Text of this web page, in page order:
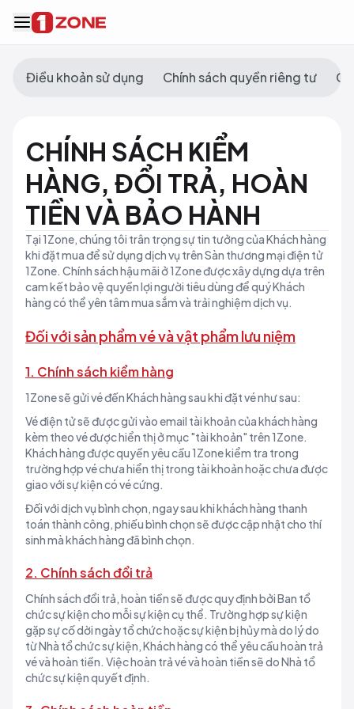
Điều khoản sử dụng Chính sách quyền riêng tư
CHÍNH SÁCH KIỂM
HÀNG, ĐỔI TRẢ, HOÀN
TIỀN VÀ BẢO HÀNH
Tại 1Zone, chúng tôi trân trọng sự tin tưởng của Khách hàng
khi đặt mua để sử dụng dịch vụ trên Sàn thương mại điện tử
1Zone. Chính sách hậu mãi ở 1Zone được xây dựng dựa trên
cam kết bảo vệ quyền lợi người tiêu dùng để quý Khách
hàng có thể yên tâm mua sắm và trải nghiệm dịch vụ.
Đối với sản phẩm vé và vật phẩm lưu niệm
1. Chính sách kiểm hàng
1Zone sẽ gửi vé đến Khách hàng sau khi đặt vé như sau:
Vé điện tử sẽ được gửi vào email tài khoản của khách hàng
kèm theo vé được hiển thị ở mục "tài khoản" trên 1Zone.
Khách hàng được quyền yêu cầu 1Zone kiểm tra trong
trường hợp vé chưa hiển thị trong tài khoản hoặc chưa được
giao với sự kiện có vé cứng.
Đối với dịch vụ bình chọn, ngay sau khi khách hàng thanh
toán thành công, phiếu bình chọn sẽ được cập nhật cho thí
sinh mà khách hàng đã bình chọn.
2. Chính sách đổi trả
Chính sách đổi trả, hoàn tiền sẽ được quy định bởi Ban tổ
chức sự kiện cho mỗi sự kiện cụ thể. Trường hợp sự kiện
gặp sự cố dời ngày tổ chức hoặc sự kiện bị hủy mà do lý do
từ Nhà tổ chức sự kiện, Khách hàng có thể yêu cầu hoàn trả
vé và hoàn tiền. Việc hoàn trả vé và hoàn tiền sẽ do Nhà tổ
chức sự kiện quyết định.